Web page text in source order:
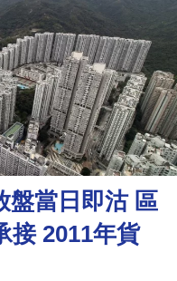
盤當日即沽 區
接 2011年貨